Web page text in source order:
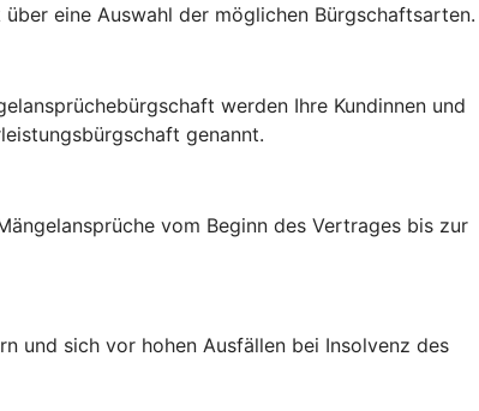
eine Auswahl der möglichen Bürgschaftsarten.
werden Ihre Kundinnen und
genannt.
vom Beginn des Vertrages bis zur
und sich vor hohen Ausfällen bei Insolvenz des